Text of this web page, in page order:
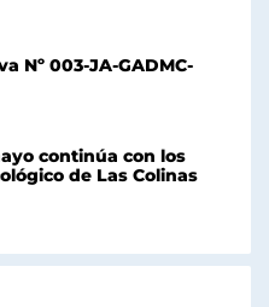
Nº 003-JA-GADMC-
continúa con los
de Las Colinas